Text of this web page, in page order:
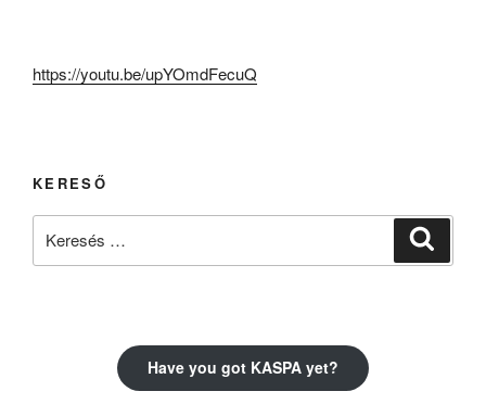
https://youtu.be/upYOmdFecuQ
KERESŐ
Have you got KASPA yet?